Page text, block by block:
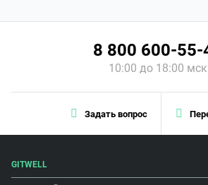
Задать вопрос
8 800 600-55-
10:00 до 18:00 мск
GITWELL